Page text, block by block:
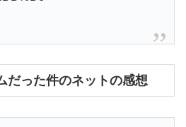
だった件のネットの感想